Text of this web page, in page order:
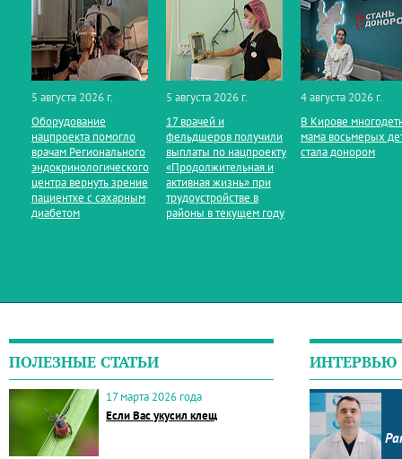
5 августа 2026 г.
Оборудование
нацпроекта помогло
врачам Регионального
эндокринологического
центра вернуть зрение
пациентке с сахарным
диабетом
5 августа 2026 г.
17 врачей и
фельдшеров получили
выплаты по нацпроекту
«Продолжительная и
активная жизнь» при
трудоустройстве в
районы в текущем году
4 августа 2026 г.
В Кирове
мама восьмерых
стала донором
ПОЛЕЗНЫЕ СТАТЬИ
17 марта 2026 года
Если Вас укусил клещ
ИНТЕРВЬЮ